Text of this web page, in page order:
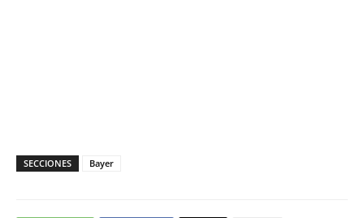
SECCIONES Bayer